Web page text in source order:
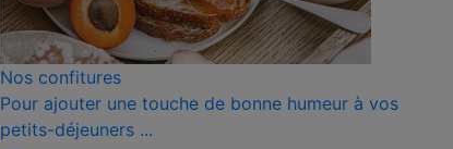
Nos confitures
Pour ajouter une touche de bonne humeur à vos
petits-déjeuners ...